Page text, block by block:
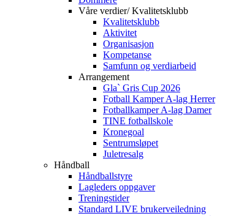
Våre verdier/ Kvalitetsklubb
Kvalitetsklubb
Aktivitet
Organisasjon
Kompetanse
Samfunn og verdiarbeid
Arrangement
Gla` Gris Cup 2026
Fotball Kamper A-lag Herrer
Fotballkamper A-lag Damer
TINE fotballskole
Kronegoal
Sentrumsløpet
Juletresalg
Håndball
Håndballstyre
Lagleders oppgaver
Treningstider
Standard LIVE brukerveiledning